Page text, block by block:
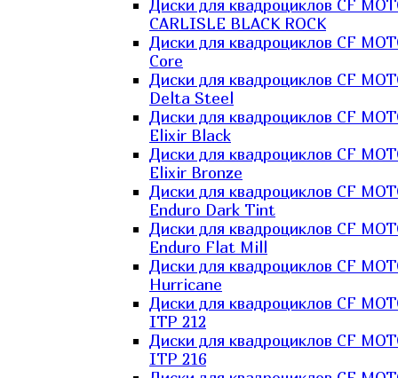
Диски для квадроциклов CF
CARLISLE BLACK ROCK
Диски для квадроциклов CF
Core
Диски для квадроциклов CF
Delta Steel
Диски для квадроциклов CF
Elixir Black
Диски для квадроциклов CF
Elixir Bronze
Диски для квадроциклов CF
Enduro Dark Tint
Диски для квадроциклов CF
Enduro Flat Mill
Диски для квадроциклов CF
Hurricane
Диски для квадроциклов CF
ITP 212
Диски для квадроциклов CF
ITP 216